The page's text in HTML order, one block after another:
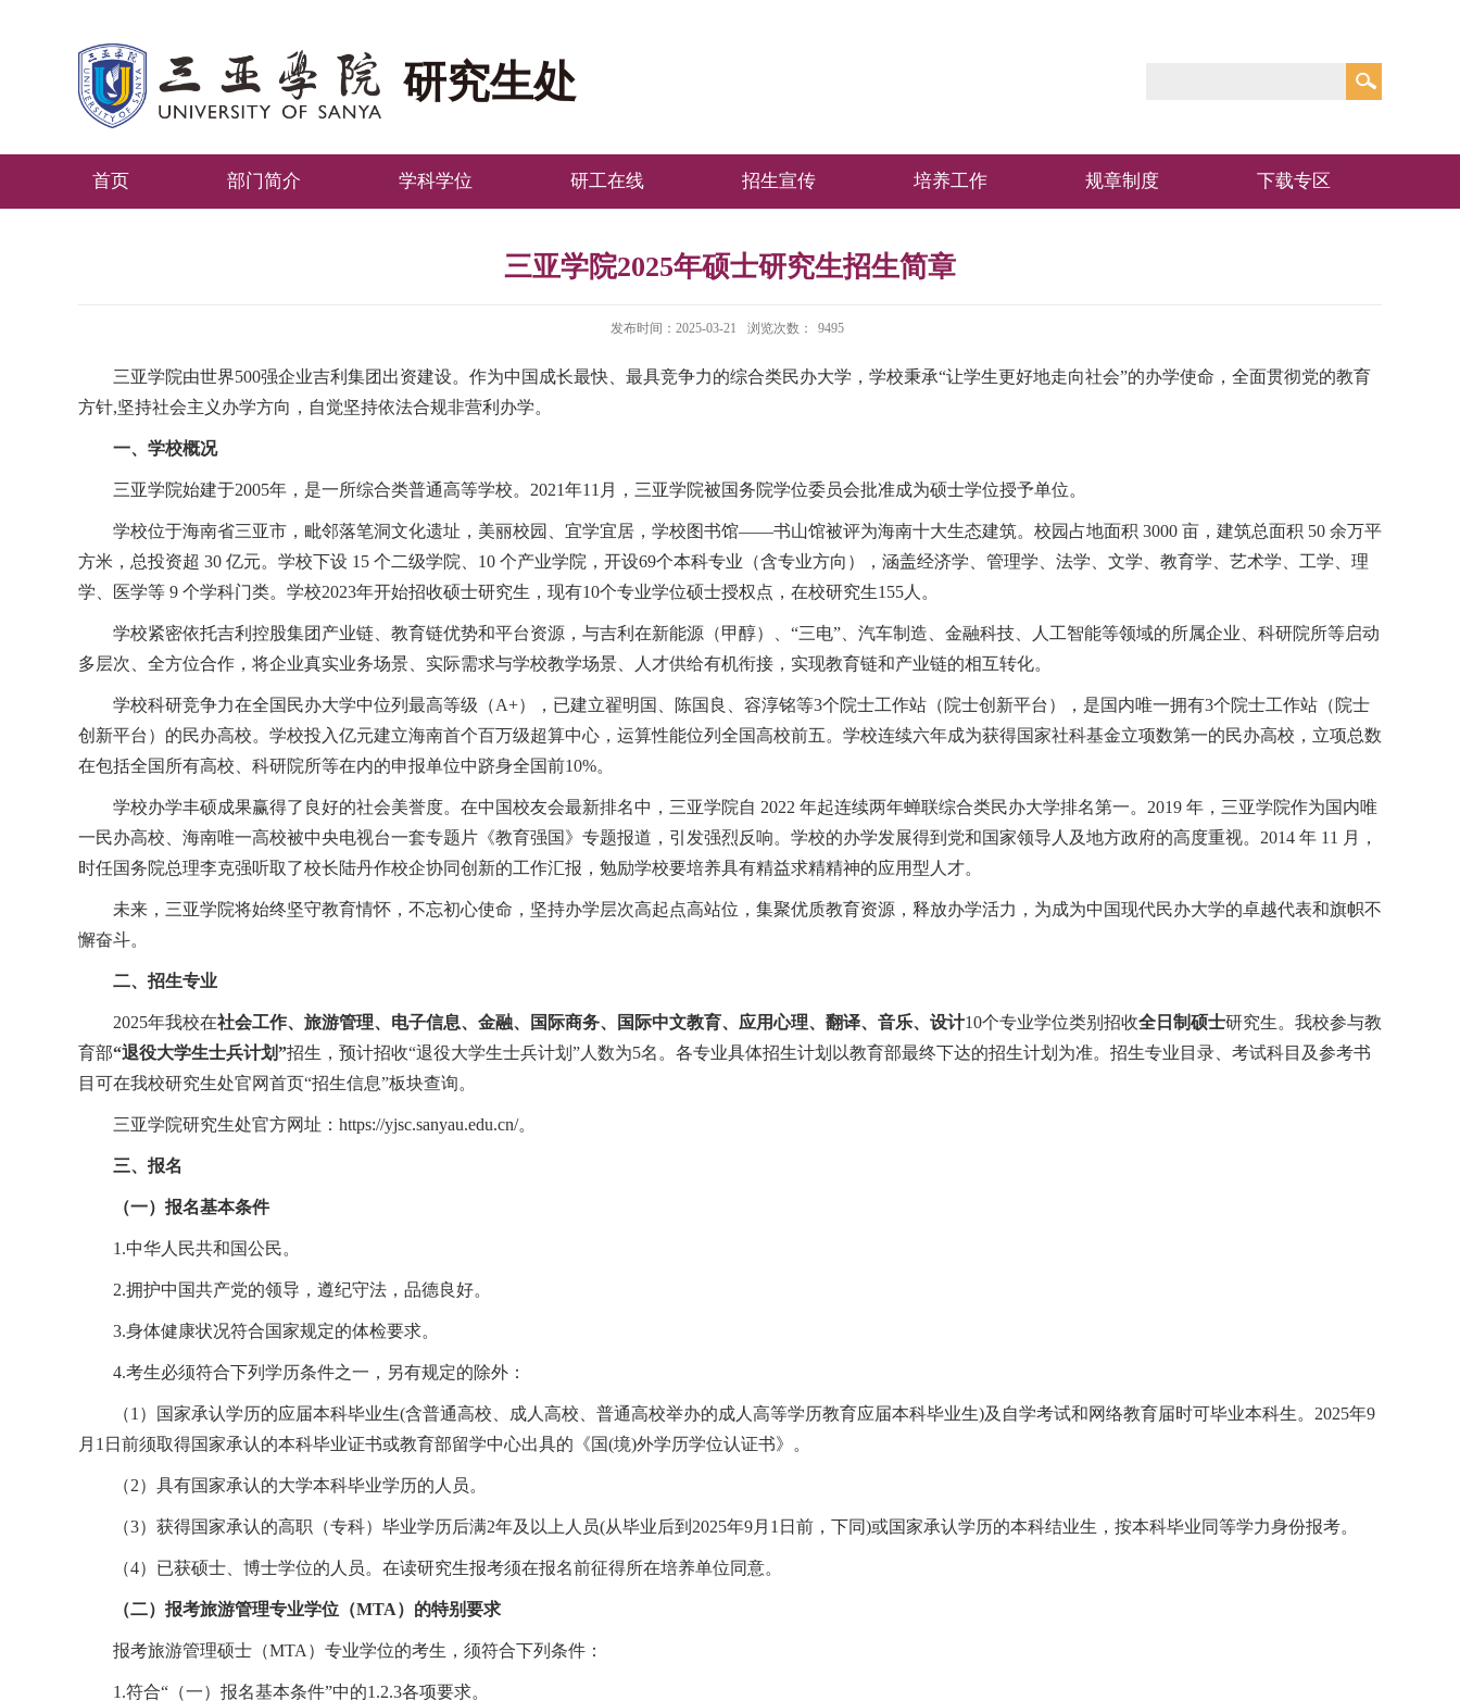
研究生处
首页 部门简介 学科学位 研工在线 招生宣传 培养工作 规章制度 下载专区
三亚学院2025年硕士研究生招生简章
发布时间：2025-03-21 浏览次数： 9495
三亚学院由世界500强企业吉利集团出资建设。作为中国成长最快、最具竞争力的综合类民办大学，学校秉承“让学生更好地走向社会”的办学使命，全面贯彻党的教育
方针,坚持社会主义办学方向，自觉坚持依法合规非营利办学。
一、学校概况
三亚学院始建于2005年，是一所综合类普通高等学校。 2021年11 月，三亚学院被国务院学位委员会批准成为硕士学位授予单位。
学校位于海南省三亚市，毗邻落笔洞文化遗址，美丽校园、宜学宜居，学校图书馆——书山馆被评为海南十大生态建筑。校园占地面积 3000 亩，建筑总面积 50 余万平
方米，总投资超 30 亿元。 学校下设 15 个二级学院、 10 个产业学院，开设69个本科专业（含专业方向），涵盖经济学、管理学、法学、文学、教育学、艺术学、工学、理
学、医学等 9 个学科门类。 学校2023年开始招收硕士研究生，现有10个专业学位硕士授权点，在校研究生155 人。
学校紧密依托吉利控股集团产业链、教育链优势和平台资源，与吉利在新能源（甲醇）、“三电”、汽车制造、金融科技、人工智能等领域的所属企业、科研院所等启动
多层次、全方位合作，将企业真实业务场景、实际需求与学校教学场景、人才供给有机衔接，实现教育链和产业链的相互转化。
学校科研竞争力在全国民办大学中位列最高等级（A+），已建立翟明国、陈国良、容淳铭等3个院士工作站（院士创新平台），是国内唯一拥有3个院士工作站（院士
创新平台）的民办高校。学校投入亿元建立海南首个百万级超算中心，运算性能位列全国高校前五。学校连续六年成为获得国家社科基金立项数第一的民办高校，立项总数
在包括全国所有高校、科研院所等在内的申报单位中跻身全国前10%。
学校办学丰硕成果赢得了良好的社会美誉度。在中国校友会最新排名中，三亚学院自 2022 年起连续两年蝉联综合类民办大学排名第一。 2019 年，三亚学院作为国内唯
一民办高校、海南唯一高校被中央电视台一套专题片《教育强国》专题报道，引发强烈反响。学校的办学发展得到党和国家领导人及地方政府的高度重视。 2014 年 11 月，
时任国务院总理李克强听取了校长陆丹作校企协同创新的工作汇报，勉励学校要培养具有精益求精精神的应用型人才。
未来，三亚学院将始终坚守教育情怀，不忘初心使命，坚持办学层次高起点高站位，集聚优质教育资源，释放办学活力，为成为中国现代民办大学的卓越代表和旗帜不
懈奋斗。
二、招生专业
2025年我校在社会工作、旅游管理、电子信息、金融、国际商务、国际中文教育、应用心理、翻译、音乐、设计10个专业学位类别招收全日制硕士研究生。我校参与教
育部“退役大学生士兵计划”招生，预计招收“退役大学生士兵计划”人数为5名。各专业具体招生计划以教育部最终下达的招生计划为准。招生专业目录、考试科目及参考书
目可在我校研究生处官网首页“招生信息”板块查询。
三亚学院研究生处官方网址： https://yjsc.sanyau.edu.cn/。
三、报名
（一）报名基本条件
1.中华人民共和国公民。
2.拥护中国共产党的领导，遵纪守法，品德良好。
3.身体健康状况符合国家规定的体检要求。
4.考生必须符合下列学历条件之一，另有规定的除外：
（1 ）国家承认学历的应届本科毕业生(含普通高校、成人高校、普通高校举办的成人高等学历教育应届本科毕业生)及自学考试和网络教育届时可毕业本科生。 2025年9
月 1 日前须取得国家承认的本科毕业证书或教育部留学中心出具的《国(境)外学历学位认证书》。
（2）具有国家承认的大学本科毕业学历的人员。
（3）获得国家承认的高职（专科）毕业学历后满2年及以上人员(从毕业后到 2025年9月 1 日前，下同)或国家承认学历的本科结业生，按本科毕业同等学力身份报考。
（4）已获硕士、博士学位的人员。在读研究生报考须在报名前征得所在培养单位同意。
（二）报考旅游管理专业学位（MTA）的特别要求
报考旅游管理硕士（MTA ）专业学位的考生，须符合下列条件：
1.符合“（一）报名基本条件”中的1.2.3各项要求。